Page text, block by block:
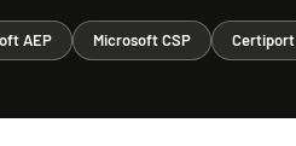
AEP Microsoft CSP Certiport